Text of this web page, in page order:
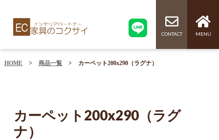
CONTACT MENU
HOME > 商品一覧 > カーペット200x290（ラグナ）
カーペット200x290（ラグ
ナ）